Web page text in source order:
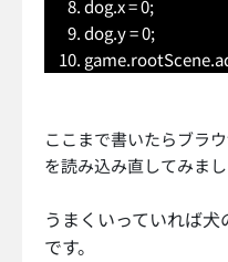
dog.x = 0;
dog.y = 0;
ここまで書いたらブラ
を読み込み直してみまし
うまくいっていれば
です。